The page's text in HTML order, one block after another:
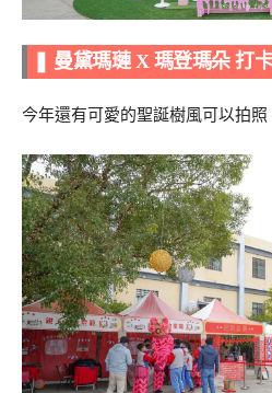
❚ 曼黛瑪璉 X 瑪登瑪朵 打
今年還有可愛的聖誕樹風可以拍照